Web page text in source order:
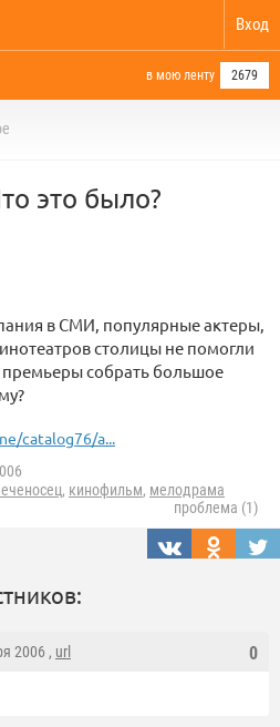
Вход
в мою ленту 2679
это было?
в СМИ, популярные актеры,
столицы не помогли
собрать большое
catalog76/a...
, кинофильм, мелодрама
проблема (1)
0
2006 , url